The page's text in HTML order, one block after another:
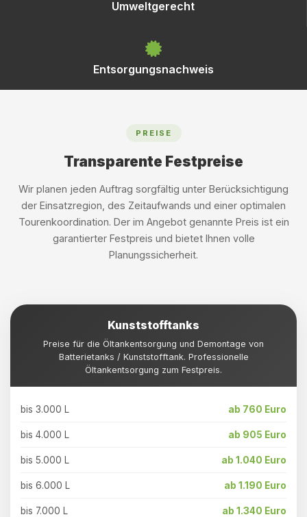
Umweltgerecht
Entsorgungsnachweis
PREISE
Transparente Festpreise
Wir planen jeden Auftrag sorgfältig unter Berücksichtigung
der Einsatzregion, des Zeitaufwands und einer optimalen
Tourenkoordination. Der im Angebot genannte Preis ist ein
garantierter Festpreis und bietet Ihnen volle
Planungssicherheit.
Kunststofftanks
Preise für die Öltankentsorgung und Demontage von
Batterietanks / Kunststofftank. Professionelle
Öltankentsorgung zum Festpreis.
bis 3.000 L ab 760 Euro
bis 4.000 L ab 905 Euro
bis 5.000 L ab 1.040 Euro
bis 6.000 L ab 1.190 Euro
bis 7.000 L ab 1.340 Euro